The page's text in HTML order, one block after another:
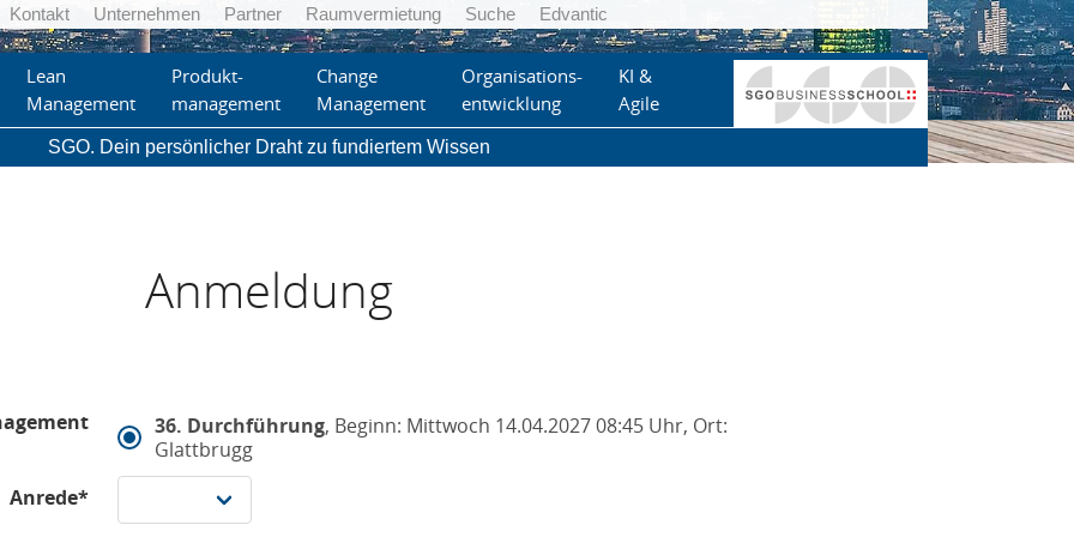
Kontakt Unternehmen Partner Raumvermietung Suche Edvantic
Lean
Management
Produkt-
management
Change
Management
Organisations-
entwicklung
KI &
Agile
SGO. Dein persönlicher Draht zu fundiertem Wissen
Anmeldung
36. Durchführung, Beginn: Mittwoch 14.04.2027 08:45 Uhr, Ort:
Glattbrugg
Anrede*